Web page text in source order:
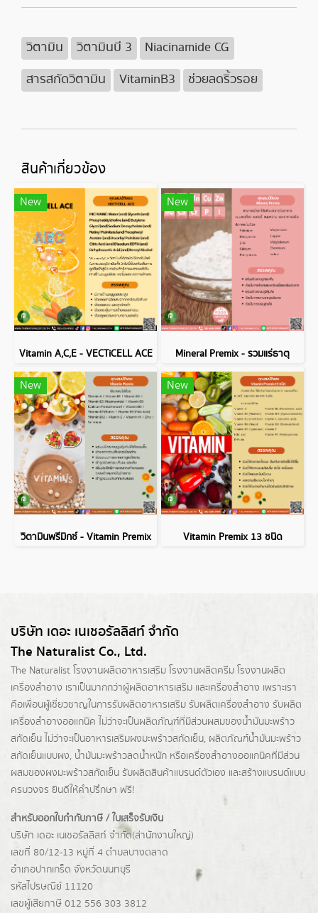
วิตามิน วิตามินบี 3
Niacinamide CG
สารสกัดวิตามิน
VitaminB3 ช่วยลดริ้วรอย
สินค้าเกี่ยวข้อง
New
Vitamin A,C,E - VECTiCELL ACE
New
Mineral Premix - รวมแร่ธาตุ
New
วิตามินพรีมิกซ์ - Vitamin Premix
New
Vitamin Premix 13 ชนิด
บริษัท เดอะ เนเชอรัลลิสท์ จำกัด
The Naturalist Co., Ltd.
The Naturalist โรงงานผลิตอาหารเสริม โรงงานผลิตครีม โรงงานผลิต
เครื่องสำอาง เราเป็นมากกว่าผู้ผลิตอาหารเสริม และเครื่องสำอาง เพราะเรา
คือเพื่อนผู้เชี่ยวชาญในการรับผลิตอาหารเสริม รับผลิตเครื่องสำอาง รับผลิต
เครื่องสำอางออแกนิค ไม่ว่าจะเป็นผลิตภัณฑ์ที่มีส่วนผสมของน้ำมันมะพร้าว
สกัดเย็น ไม่ว่าจะเป็นอาหารเสริมผงมะพร้าวสกัดเย็น, ผลิตภัณฑ์น้ำมันมะพร้าว
สกัดเย็นแบบผง, น้ำมันมะพร้าวลดน้ำหนัก หรือเครื่องสำอางออแกนิคที่มีส่วน
ผสมของผงมะพร้าวสกัดเย็น รับผลิตสินค้าแบรนด์ตัวเอง และสร้างแบรนด์แบบ
ครบวงจร ยินดีให้คำปรึกษา ฟรี!
สำหรับออกใบกำกับภาษี / ใบเสร็จรับเงิน
บริษัท เดอะ เนเชอรัลลิสท์ จำกัด(ส่านักงานใหญ่)
เลขที่ 80/12-13 หมู่ที่ 4 ตำบลบางตลาด
อำเภอปากเกร็ด จังหวัดนนทบุรี
รหัสไปรษณีย์ 11120
เลขผู้เสียภาษี 012 556 303 3812